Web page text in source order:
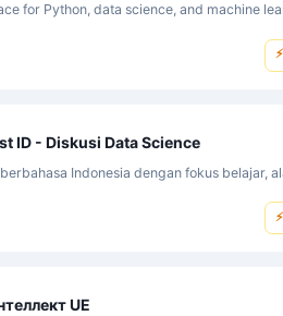
for Python, data science, and machine
ID - Diskusi Data Science
Indonesia dengan fokus belajar,
UE